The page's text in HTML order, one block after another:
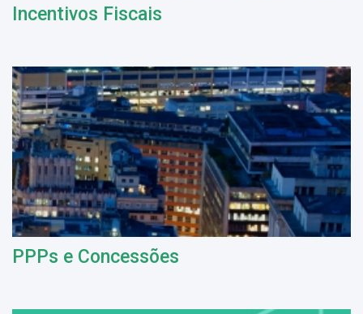
Incentivos Fiscais
PPPs e Concessões